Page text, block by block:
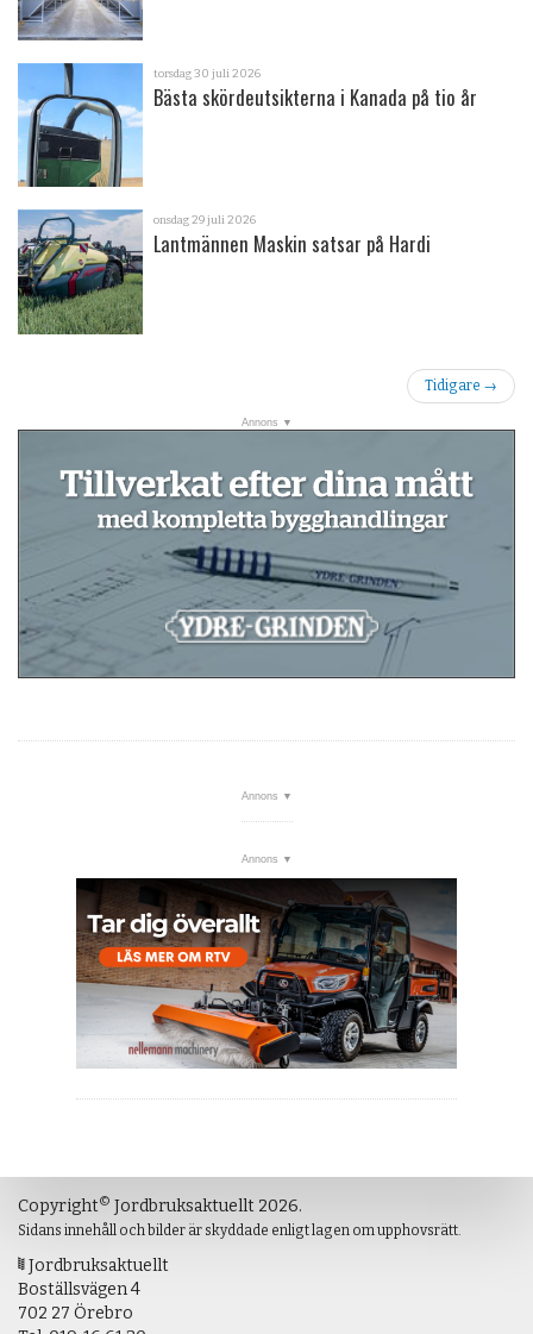
torsdag 30 juli 2026
Bästa skördeutsikterna i Kanada på tio år
onsdag 29 juli 2026
Lantmännen Maskin satsar på Hardi
Tidigare →
Copyright© Jordbruksaktuellt 2026.
Sidans innehåll och bilder är skyddade enligt lagen om upphovsrätt.
Jordbruksaktuellt
Boställsvägen 4
702 27 Örebro